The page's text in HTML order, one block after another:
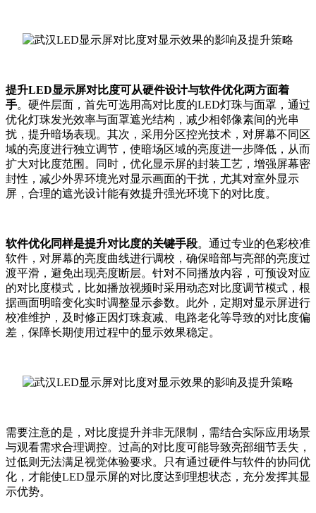
提升LED显示屏对比度可从硬件设计与软件优化两方面着
手。硬件层面，首先可选用高对比度的LED灯珠与面罩，通过
优化灯珠发光效率与面罩遮光结构，减少相邻像素间的光串
扰，提升暗场表现。其次，采用分区控光技术，对屏幕不同区
域的亮度进行独立调节，使暗场区域的亮度进一步降低，从而
扩大对比度范围。同时，优化显示屏的封装工艺，增强屏幕密
封性，减少外界环境光对显示画面的干扰，尤其对室外显示
屏，合理的遮光设计能有效提升强光环境下的对比度。
软件优化同样是提升对比度的关键手段。通过专业的色彩校准
软件，对屏幕的亮度曲线进行调校，确保暗部与亮部的亮度过
渡平滑，避免出现亮度断层。针对不同播放内容，可预设对应
的对比度模式，比如播放视频时采用动态对比度调节模式，根
据画面明暗变化实时调整显示参数。此外，定期对显示屏进行
校准维护，及时修正因灯珠衰减、电路老化等导致的对比度偏
差，保障长期使用过程中的显示效果稳定。
需要注意的是，对比度提升并非无限制，需结合实际应用场景
与观看需求合理调控。过高的对比度可能导致亮部细节丢失，
过低则无法满足视觉体验要求。只有通过硬件与软件的协同优
化，才能使LED显示屏的对比度达到理想状态，充分发挥其显
示优势。